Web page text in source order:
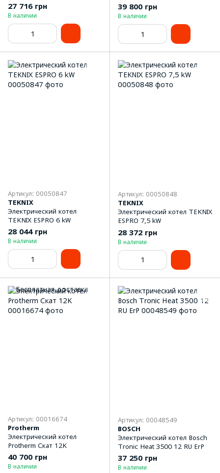
27 716 грн
В наличии
39 800 грн
В наличии
Артикул: 00050847
TEKNIX
Электрический котел
TEKNIX ESPRO 6 kW
28 044 грн
В наличии
Артикул: 00050848
TEKNIX
Электрический котел TEKNIX
ESPRO 7,5 kW
28 372 грн
В наличии
Артикул: 00016674
Protherm
Электрический котел
Protherm Скат 12K
40 700 грн
В наличии
Артикул: 00048549
BOSCH
Электрический котел Bosch
Tronic Heat 3500 12 RU ErP
37 250 грн
В наличии